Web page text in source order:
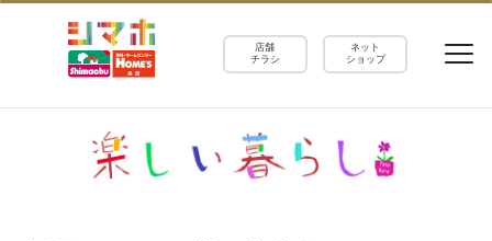
店舗
チラシ
ネット
ショップ